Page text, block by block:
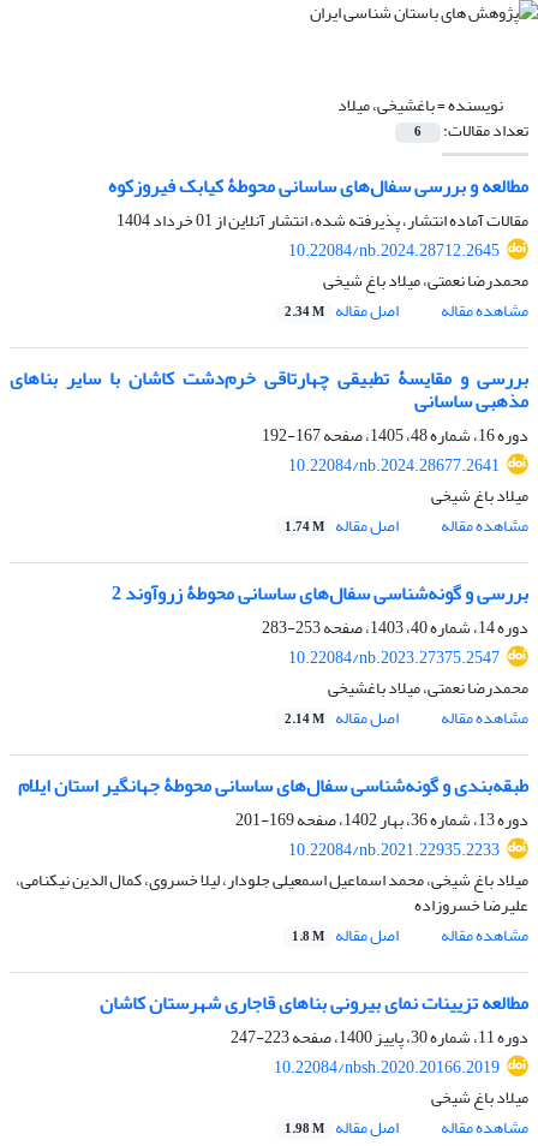
نویسنده =باغشیخی، میلاد
تعداد مقالات: 6
مطالعه و بررسی سفال‌های ساسانی محوطۀ کیابک فیروزکوه
مقالات آماده انتشار، پذیرفته شده، انتشار آنلاین از01 خرداد 1404
10.22084/nb.2024.28712.2645
محمدرضا نعمتی، میلاد باغ شیخی
مشاهده مقاله
اصل مقاله 2.34 M
بررسی و مقایسۀ تطبیقی چهارتاقی خرم‌دشت کاشان با سایر بناهای
مذهبی ساسانی
دوره 16، شماره 48، 1405، صفحه
167-192
10.22084/nb.2024.28677.2641
میلاد باغ شیخی
مشاهده مقاله
اصل مقاله 1.74 M
بررسی و گونه‌شناسی سفال‌های ساسانی محوطۀ زروآوند 2
دوره 14، شماره 40، 1403، صفحه
253-283
10.22084/nb.2023.27375.2547
محمدرضا نعمتی، میلاد باغشیخی
مشاهده مقاله
اصل مقاله 2.14 M
طبقه‌بندی و گونه‌شناسی سفال‌های ساسانی محوطۀ جهانگیر استان ایلام
دوره 13، شماره 36، بهار 1402، صفحه
169-201
10.22084/nb.2021.22935.2233
میلاد باغ شیخی، محمد اسماعیل اسمعیلی جلودار، لیلا خسروی، کمال الدین نیکنامی،
علیرضا خسروزاده
مشاهده مقاله
اصل مقاله 1.8 M
مطالعه تزیینات نمای بیرونی بناهای قاجاری شهرستان کاشان
دوره 11، شماره 30، پاییز 1400، صفحه
223-247
10.22084/nbsh.2020.20166.2019
میلاد باغ شیخی
مشاهده مقاله
اصل مقاله 1.98 M